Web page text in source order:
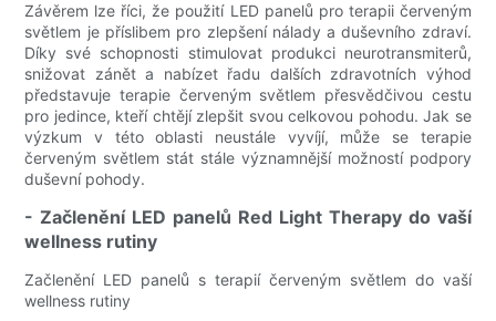
Závěrem lze říci, že použití LED panelů pro terapii červeným
světlem je příslibem pro zlepšení nálady a duševního zdraví.
Díky své schopnosti stimulovat produkci neurotransmiterů,
snižovat zánět a nabízet řadu dalších zdravotních výhod
představuje terapie červeným světlem přesvědčivou cestu
pro jedince, kteří chtějí zlepšit svou celkovou pohodu. Jak se
výzkum v této oblasti neustále vyvíjí, může se terapie
červeným světlem stát stále významnější možností podpory
duševní pohody.
- Začlenění LED panelů Red Light Therapy do vaší
wellness rutiny
Začlenění LED panelů s terapií červeným světlem do vaší
wellness rutiny